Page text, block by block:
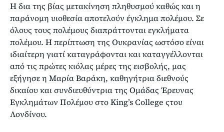
Η δια της βίας μετακίνηση πληθυσμού καθώς και η
παράνομη υιοθεσία αποτελούν έγκλημα πολέμου. Σε
όλους τους πολέμους διαπράττονται εγκλήματα
πολέμου. Η περίπτωση της Ουκρανίας ωστόσο είναι
ιδιαίτερη γιατί καταγράφονται και καταγγέλλονται
από τις πρώτες κιόλας μέρες της εισβολής, μας
εξήγησε η Μαρία Βαράκη, καθηγήτρια διεθνούς
δικαίου και συνδιευθύντρια της Ομάδας Έρευνας
Εγκλημάτων Πολέμου στο King’s College ςτου
Λονδίνου.